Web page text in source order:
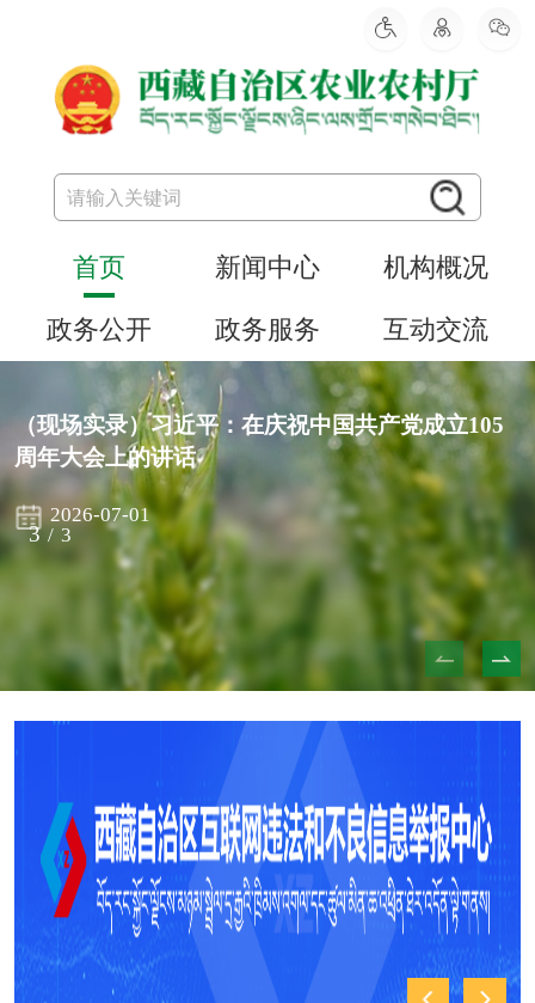
首页 新闻中心 机构概况
政务公开 政务服务 互动交流
（现场实录）习近平：在庆祝中国共产党成立105
周年大会上的讲话
2026-07-01
3/ 3